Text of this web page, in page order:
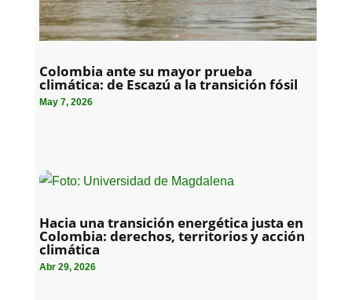
Colombia ante su mayor prueba
climática: de Escazú a la transición fósil
May 7, 2026
Hacia una transición energética justa en
Colombia: derechos, territorios y acción
climática
Abr 29, 2026